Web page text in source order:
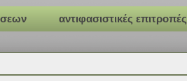
αντιφασιστικές επιτροπές